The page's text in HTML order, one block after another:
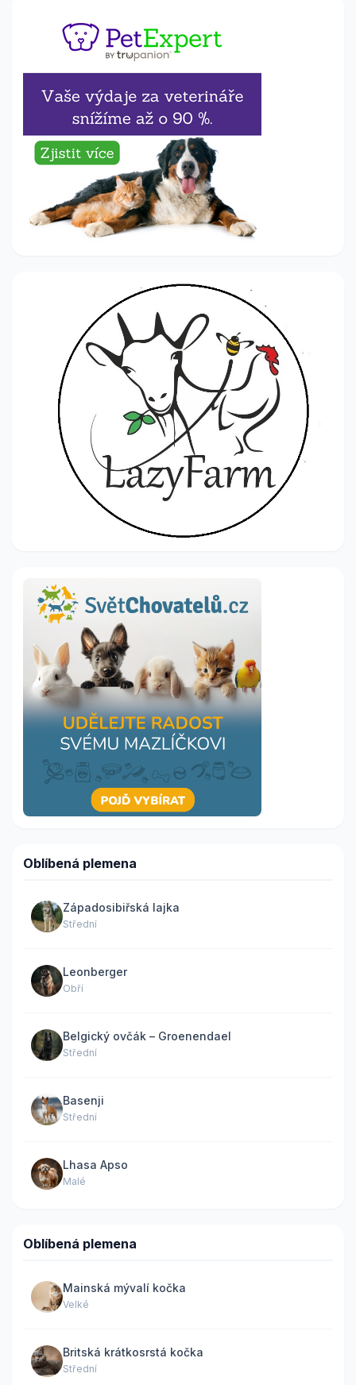
Oblíbená plemena
Západosibiřská lajka
Střední
Leonberger
Obří
Belgický ovčák – Groenendael
Střední
Basenji
Střední
Lhasa Apso
Malé
Oblíbená plemena
Mainská mývalí kočka
Velké
Britská krátkosrstá kočka
Střední